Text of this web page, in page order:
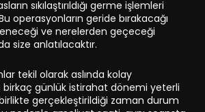
sıkılaştırıldığı germe işlemleri
operasyonların geride bırakacağı
ve nerelerden geçeceği
size anlatılacaktır.
tekil olarak aslında kolay
birkaç günlük istirahat dönemi yeterli
gerçekleştirildiği zaman durum